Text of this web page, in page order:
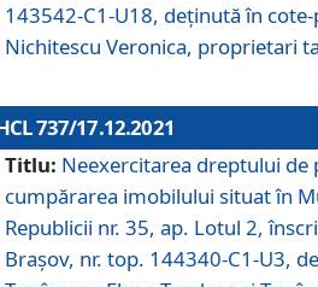
143542-C1-U18, deținută în
Nichitescu Veronica, proprietari
737/17.12.2021
Titlu: Neexercitarea dreptului
cumpărarea imobilului situat în
Republicii nr. 35, ap. Lotul 2,
Brașov, nr. top. 144340-C1-U3,